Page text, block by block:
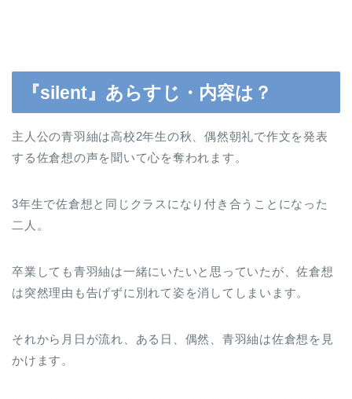
『silent』あらすじ・内容は？
主人公の青羽紬は高校2年生の秋、偶然朝礼で作文を発表
する佐倉想の声を聞いて心を奪われます。
3年生で佐倉想と同じクラスになり付き合うことになった
二人。
卒業しても青羽紬は一緒にいたいと思っていたが、佐倉想
は突然理由も告げずに別れて姿を消してしまいます。
それから月日が流れ、ある日、偶然、青羽紬は佐倉想を見
かけます。